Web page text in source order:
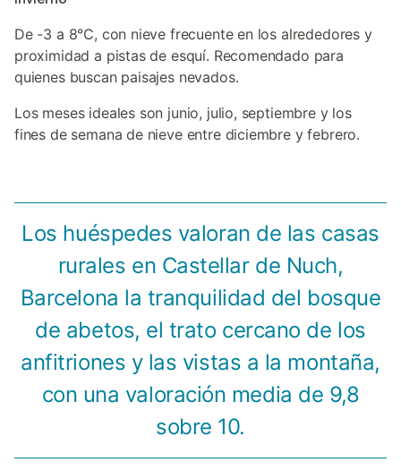
De -3 a 8°C, con nieve frecuente en los alrededores y
proximidad a pistas de esquí. Recomendado para
quienes buscan paisajes nevados.
Los meses ideales son junio, julio, septiembre y los
fines de semana de nieve entre diciembre y febrero.
Los huéspedes valoran de las casas
rurales en Castellar de Nuch,
Barcelona la tranquilidad del bosque
de abetos, el trato cercano de los
anfitriones y las vistas a la montaña,
con una valoración media de 9,8
sobre 10.